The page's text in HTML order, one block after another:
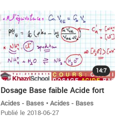
14:7
Dosage Base faible Acide fort
Acides - Bases • Acides - Bases
Publié le 2018-06-27